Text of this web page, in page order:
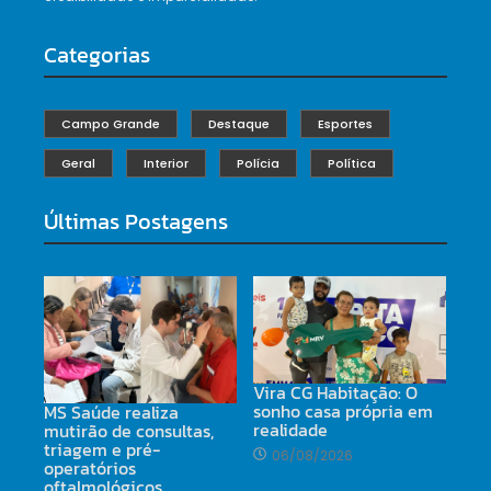
Categorias
Campo Grande Destaque Esportes
Geral Interior Polícia Política
Últimas Postagens
MS Saúde realiza
mutirão de consultas,
triagem e pré-
operatórios
Vira CG Habitação: O
sonho casa própria em
realidade
06/08/2026